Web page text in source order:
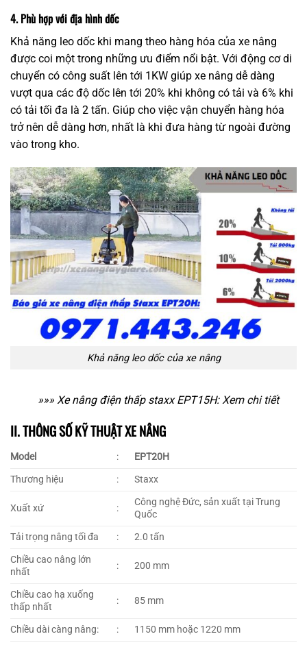
4. Phù hợp với địa hình dốc
Khả năng leo dốc khi mang theo hàng hóa của xe nâng
được coi một trong những ưu điểm nổi bật. Với động cơ di
chuyển có công suất lên tới 1KW giúp xe nâng dễ dàng
vượt qua các độ dốc lên tới 20% khi không có tải và 6% khi
có tải tối đa là 2 tấn. Giúp cho việc vận chuyển hàng hóa
trở nên dễ dàng hơn, nhất là khi đưa hàng từ ngoài đường
vào trong kho.
Khả năng leo dốc của xe nâng
»»» Xe nâng điện thấp staxx EPT15H:Xem chi tiết
II. THÔNG SỐ KỸ THUẬT XE NÂNG
Model :
EPT20H
Thương hiệu
: Staxx
Xuất xứ :
Công nghệ Đức, sản xuất tại Trung
Quốc
Tải trọng nâng tối đa
:
2.0 tấn
Chiều cao nâng lớn
nhất
: 200 mm
Chiều cao hạ xuống
thấp nhất
: 85 mm
Chiều dài càng nâng: :
1150 mm hoặc 1220 mm